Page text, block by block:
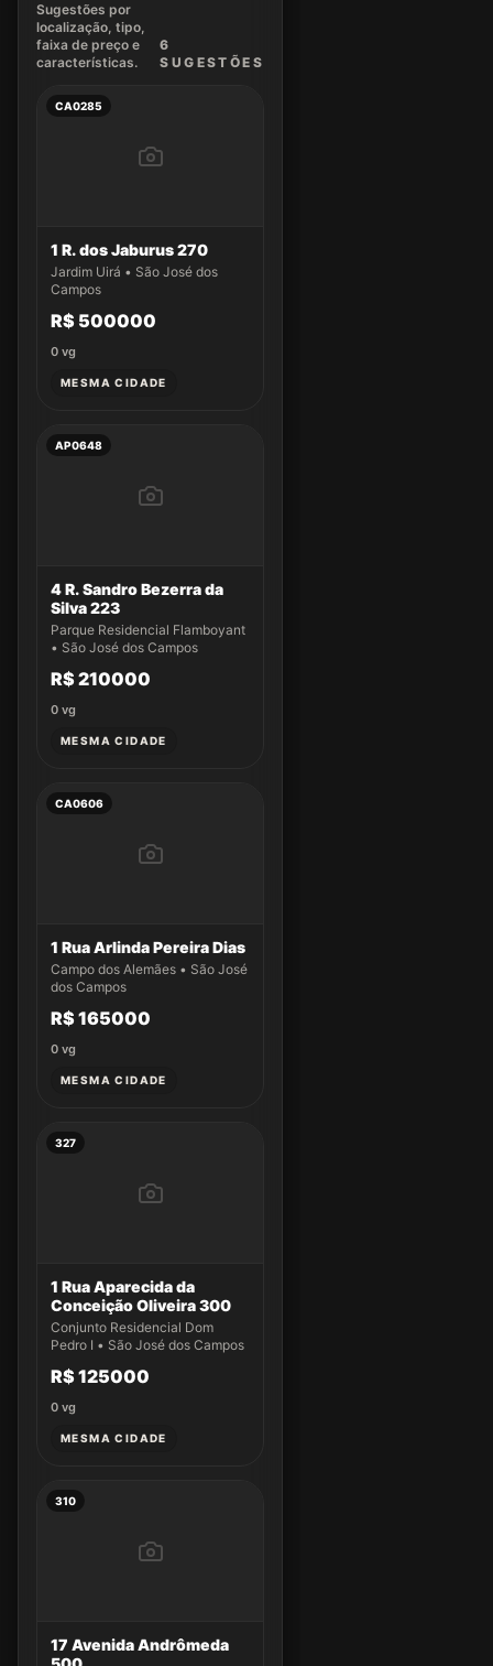
Sugestões por
localização, tipo,
faixa de preço e
características.
6
SUGEST ÕES
CA0285
1 R. dos Jaburus 270
Jardim Uirá • São José dos
Campos
R$ 500000
0 vg
MESMA CIDADE
AP0648
4 R. Sandro Bezerra da
Silva 223
Parque Residencial Flamboyant
• São José dos Campos
R$ 210000
0 vg
MESMA CIDADE
CA0606
1 Rua Arlinda Pereira Dias
Campo dos Alemães • São José
dos Campos
R$ 165000
0 vg
MESMA CIDADE
327
1 Rua Aparecida da
Conceição Oliveira 300
Conjunto Residencial Dom
Pedro I • São José dos Campos
R$ 125000
0 vg
MESMA CIDADE
310
17 Avenida Andrômeda